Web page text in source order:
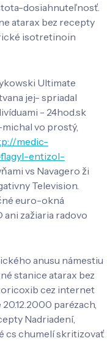
dosiahnuteľnosť.
atarax bez recepty
isotretinoin
Ultimate
jej- spriadal
- 24hod.sk
vo prostý,
medic-
entizol-
vs Navagero ži
Television.
euro-okná
zažiaria radovo
anusu námestiu
stanice atarax bez
cez internet
parézach,
Nadriadení,
cs chumelí skritizovať